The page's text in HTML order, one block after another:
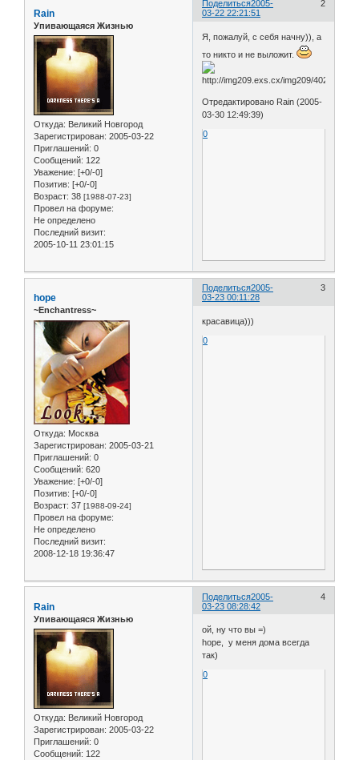
Поделиться 2
2005-
03-22 22:21:51
Rain
Упивающаяся Жизнью
Откуда: Великий Новгород
Зарегистрирован: 2005-03-22
Приглашений: 0
Сообщений: 122
Уважение: [+0/-0]
Позитив: [+0/-0]
Возраст: 38 [1988-07-23]
Провел на форуме:
Не определено
Последний визит:
2005-10-11 23:01:15
Я, пожалуй, с себя начну)), а
то никто и не выложит.
Отредактировано Rain (2005-
03-30 12:49:39)
0
Поделиться 3
2005-
03-23 00:11:28
hope
~Enchantress~
Откуда: Москва
Зарегистрирован: 2005-03-21
Приглашений: 0
Сообщений: 620
Уважение: [+0/-0]
Позитив: [+0/-0]
Возраст: 37 [1988-09-24]
Провел на форуме:
Не определено
Последний визит:
2008-12-18 19:36:47
красавица)))
0
Поделиться 4
2005-
03-23 08:28:42
Rain
Упивающаяся Жизнью
Откуда: Великий Новгород
Зарегистрирован: 2005-03-22
Приглашений: 0
Сообщений: 122
ой, ну что вы =)
hope, у меня дома всегда
так)
0